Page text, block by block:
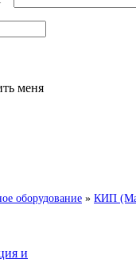
меня
оборудование » КИП
и